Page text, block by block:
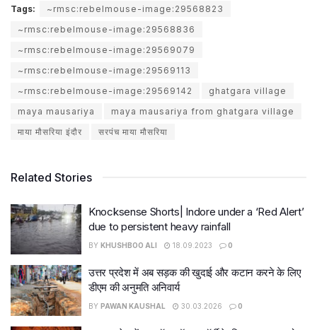
Tags:
~rmsc:rebelmouse-image:29568823
~rmsc:rebelmouse-image:29568836
~rmsc:rebelmouse-image:29569079
~rmsc:rebelmouse-image:29569113
~rmsc:rebelmouse-image:29569142
ghatgara village
maya mausariya
maya mausariya from ghatgara village
माया मौसरिया इंदौर
सरपंच माया मौसरिया
Related Stories
Knocksense Shorts| Indore under a ‘Red Alert’
due to persistent heavy rainfall
BY KHUSHBOO ALI 18.09.2023 0
उत्तर प्रदेश में अब सड़क की खुदाई और कटान करने के लिए
डीएम की अनुमति अनिवार्य
BY PAWAN KAUSHAL 30.03.2026 0